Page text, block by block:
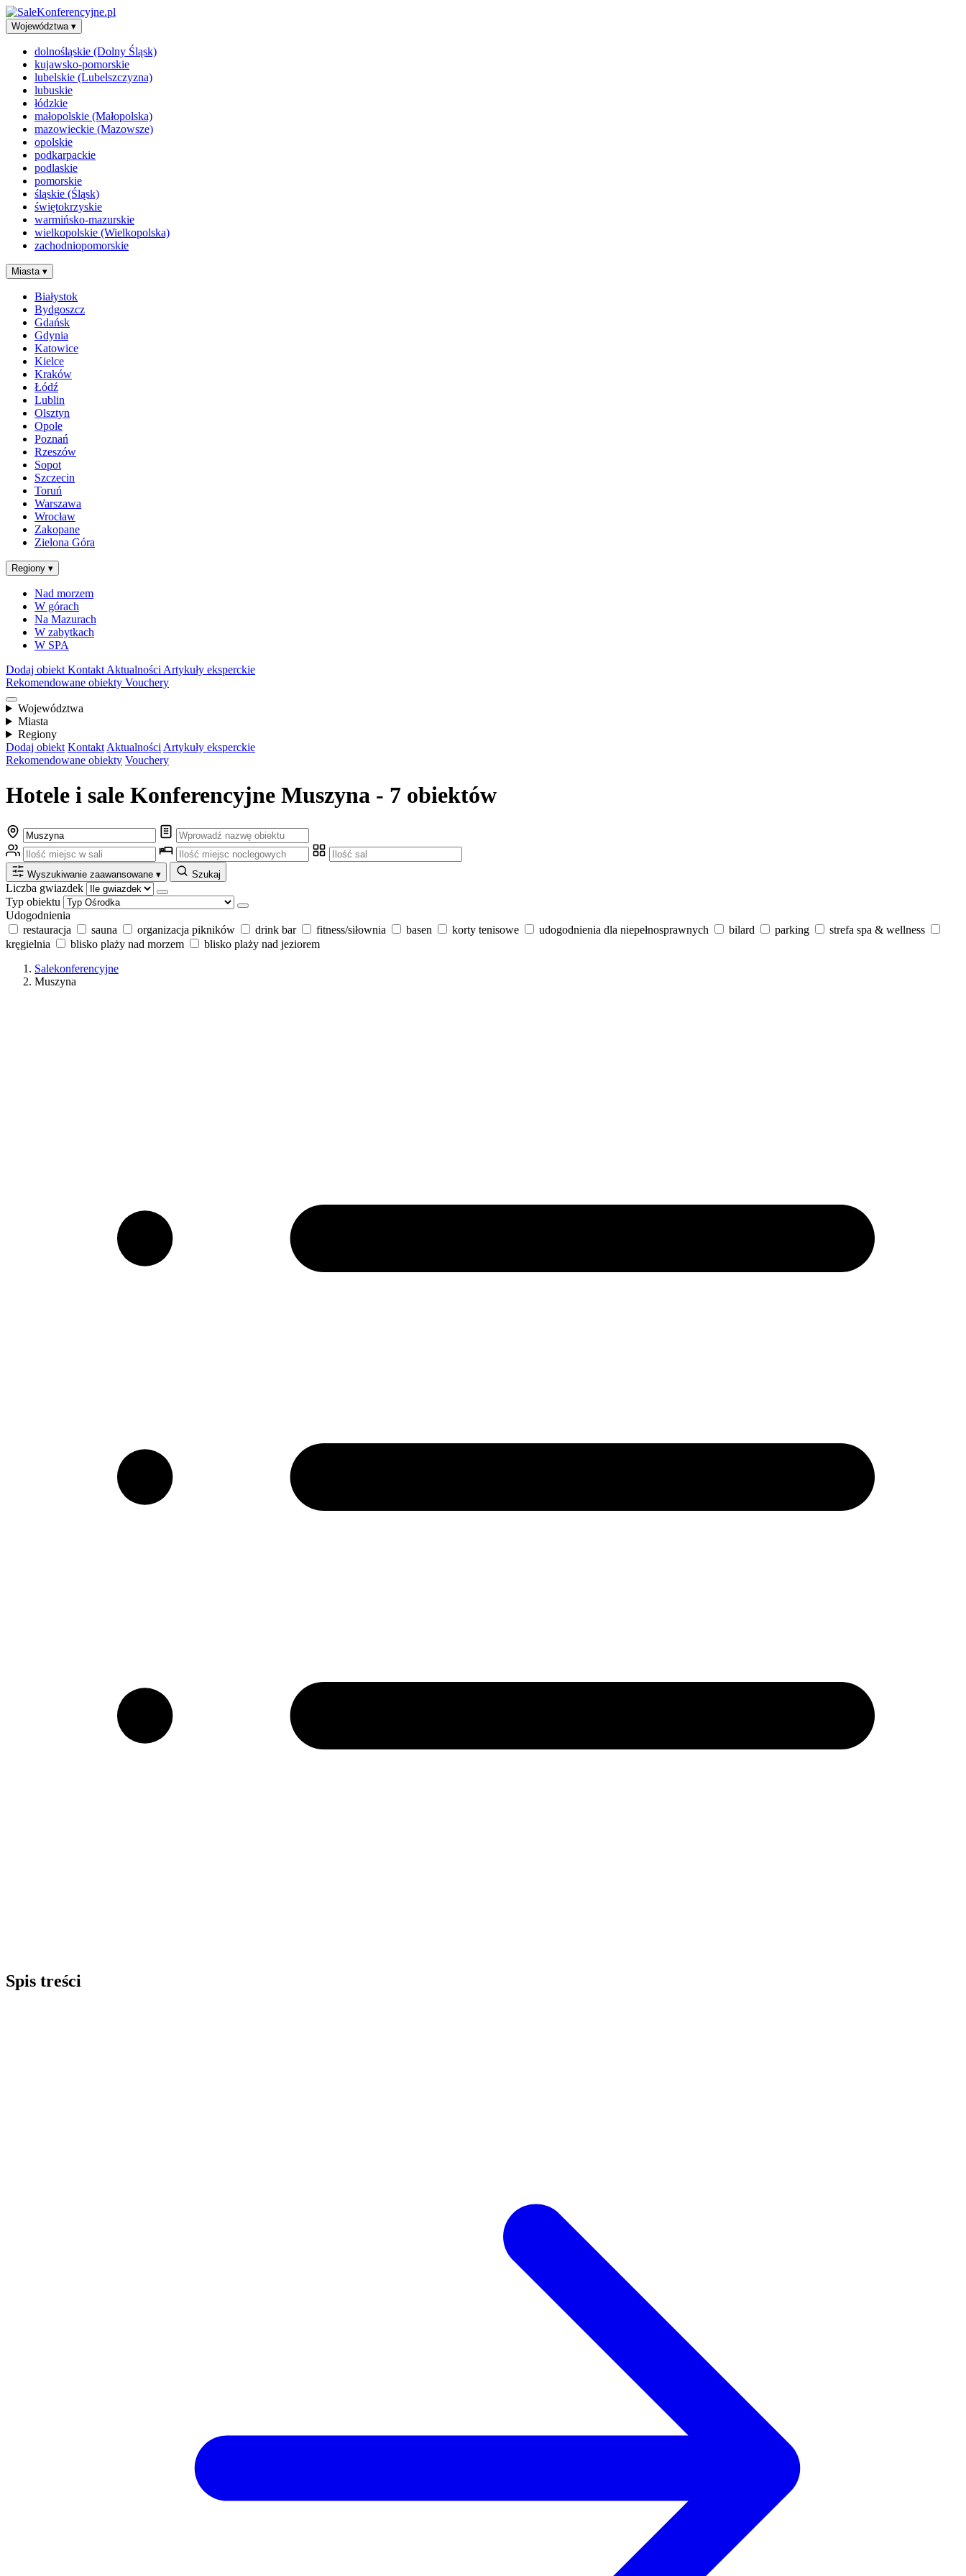
Województwa ▾
dolnośląskie (Dolny Śląsk)
kujawsko-pomorskie
lubelskie (Lubelszczyzna)
lubuskie
łódzkie
małopolskie (Małopolska)
mazowieckie (Mazowsze)
opolskie
podkarpackie
podlaskie
pomorskie
śląskie (Śląsk)
świętokrzyskie
warmińsko-mazurskie
wielkopolskie (Wielkopolska)
zachodniopomorskie
Miasta ▾
Białystok
Bydgoszcz
Gdańsk
Gdynia
Katowice
Kielce
Kraków
Łódź
Lublin
Olsztyn
Opole
Poznań
Rzeszów
Sopot
Szczecin
Toruń
Warszawa
Wrocław
Zakopane
Zielona Góra
Regiony ▾
Nad morzem
W górach
Na Mazurach
W zabytkach
W SPA
Dodaj obiekt Kontakt Aktualności Artykuły eksperckie
Rekomendowane obiekty Vouchery
Województwa
Miasta
Regiony
Dodaj obiekt Kontakt Aktualności Artykuły eksperckie
Rekomendowane obiekty Vouchery
Hotele i sale Konferencyjne Muszyna - 7 obiektów
Wyszukiwanie zaawansowane ▾ Szukaj
Liczba gwiazdek
Typ obiektu
Udogodnienia
restauracja
sauna organizacja pikników drink bar fitness/siłownia basen korty tenisowe udogodnienia dla niepełnosprawnych bilard parking
strefa spa & wellness
kręgielnia
blisko plaży nad morzem
blisko plaży nad jeziorem
Salekonferencyjne
Muszyna
Spis treści